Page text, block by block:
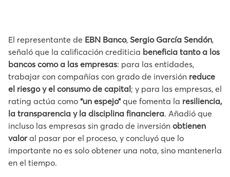
El representante de EBN Banco, Sergio García Sendón,
señaló que la calificación crediticia beneficia tanto a los
bancos como a las empresas: para las entidades,
trabajar con compañías con grado de inversión reduce
el riesgo y el consumo de capital; y para las empresas, el
rating actúa como “un espejo”que fomenta la resiliencia,
la transparencia y la disciplina financiera. Añadió que
incluso las empresas sin grado de inversión obtienen
valor al pasar por el proceso, y concluyó que lo
importante no es solo obtener una nota, sino mantenerla
en el tiempo.